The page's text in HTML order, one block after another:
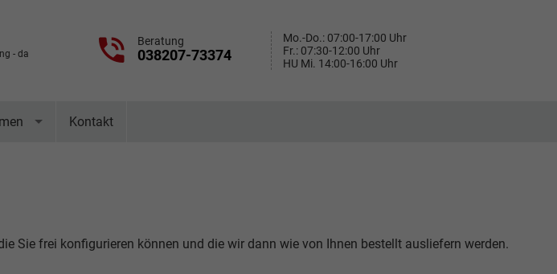
- da
Beratung
038207-73374
Mo.-Do.: 07:00-17:00 Uhr
Fr.: 07:30-12:00 Uhr
HU Mi. 14:00-16:00 Uhr
Kontakt
Sie frei konfigurieren können und die wir dann wie von Ihnen bestellt ausliefern werden.